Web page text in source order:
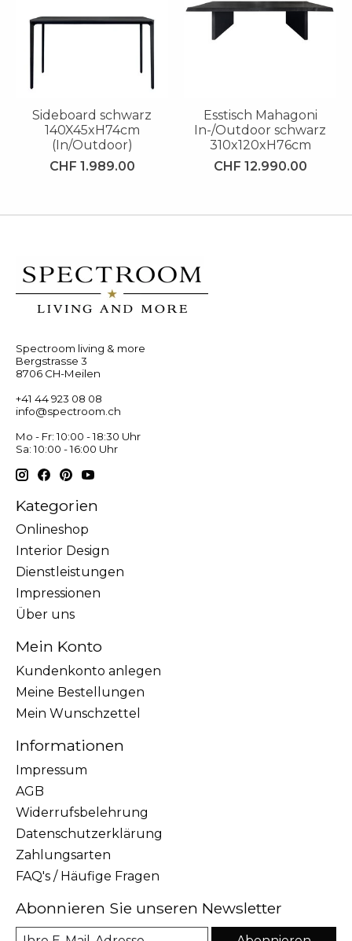
Sideboard schwarz
140X45xH74cm
(In/Outdoor)
CHF 1.989.00
Esstisch Mahagoni
In-/Outdoor schwarz
310x120xH76cm
CHF 12.990.00
Spectroom living & more
Bergstrasse 3
8706 CH-Meilen
+41 44 923 08 08
info@spectroom.ch
Mo - Fr: 10:00 - 18:30 Uhr
Sa: 10:00 - 16:00 Uhr
Kategorien
Onlineshop
Interior Design
Dienstleistungen
Impressionen
Über uns
Mein Konto
Kundenkonto anlegen
Meine Bestellungen
Mein Wunschzettel
Informationen
Impressum
AGB
Widerrufsbelehrung
Datenschutzerklärung
Zahlungsarten
FAQ's / Häufige Fragen
Abonnieren Sie unseren Newsletter